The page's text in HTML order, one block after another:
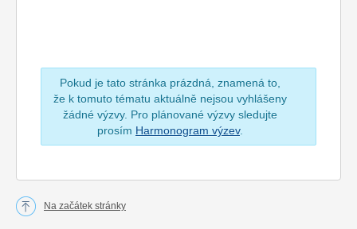
Pokud je tato stránka prázdná, znamená to,
že k tomuto tématu aktuálně nejsou vyhlášeny
žádné výzvy. Pro plánované výzvy sledujte
prosím Harmonogram výzev.
Na začátek stránky